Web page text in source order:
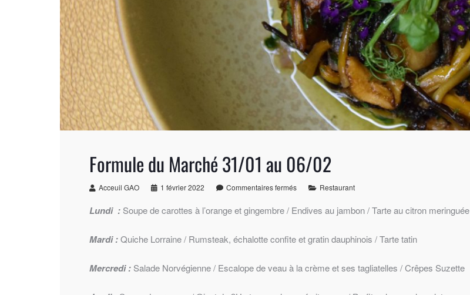
Formule du Marché 31/01 au 06/02
Acceuil GAO 1 février 2022 Commentaires fermés Restaurant
Lundi : Soupe de carottes à l’orange et gingembre / Endives au jambon / Tarte au citron meringuée
Mardi :Quiche Lorraine / Rumsteak, échalotte confite et gratin dauphinois / Tarte tatin
Mercredi : Salade Norvégienne / Escalope de veau à la crème et ses tagliatelles / Crêpes Suzette